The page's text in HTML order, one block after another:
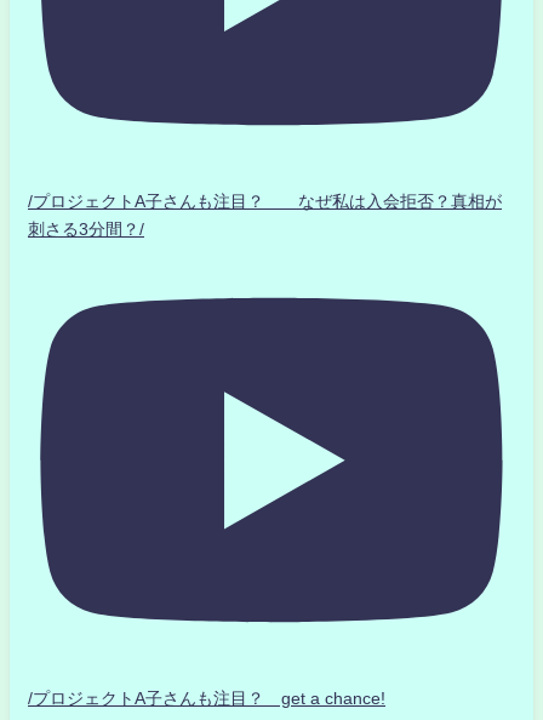
/プロジェクトA子さんも注目？ なぜ私は入会拒否？真相が
刺さる3分間？/
/プロジェクトA子さんも注目？ get a chance!